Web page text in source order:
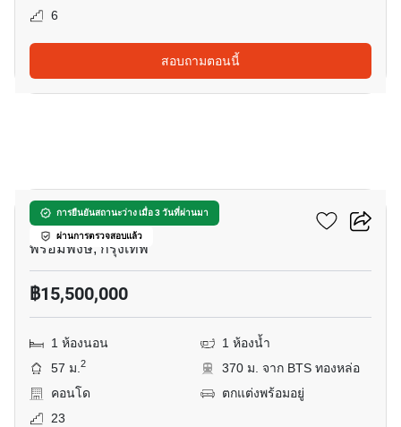
6
สอบถามตอนนี้
การยืนยันสถานะว่าง เมื่อ 3 วันที่ผ่านมา
ผ่านการตรวจสอบแล้ว
บีทนิค สุขุมวิท 32
พร้อมพงษ์, กรุงเทพ
฿15,500,000
1 ห้องนอน
1 ห้องน้ำ
57 ม.2
370 ม. จาก BTS ทองหล่อ
คอนโด
ตกแต่งพร้อมอยู่
23